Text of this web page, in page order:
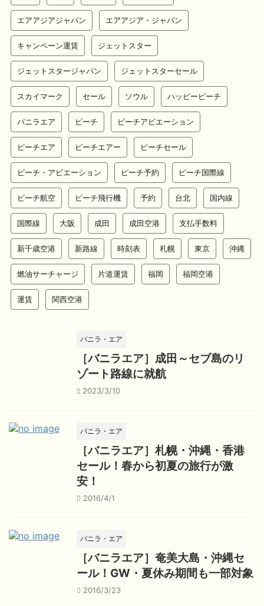
エアアジアジャパン エアアジア・ジャパン
キャンペーン運賃 ジェットスター
ジェットスタージャパン ジェットスターセール
スカイマーク セール ソウル ハッピーピーチ
バニラエア ピーチ ピーチアビエーション
ピーチエア ピーチエアー ピーチセール
ピーチ・アビエーション ピーチ予約 ピーチ国際線
ピーチ航空 ピーチ飛行機 予約 台北 国内線
国際線 大阪 成田 成田空港 支払手数料
新千歳空港 新路線 時刻表 札幌 東京 沖縄
燃油サーチャージ 片道運賃 福岡 福岡空港
運賃 関西空港
バニラ・エア
［バニラエア］成田～セブ島のリ
ゾート路線に就航
2023/3/10
バニラ・エア
［バニラエア］札幌・沖縄・香港
セール！春から初夏の旅行が激
安！
2016/4/1
バニラ・エア
［バニラエア］奄美大島・沖縄セ
ール！GW・夏休み期間も一部対象
2016/3/23